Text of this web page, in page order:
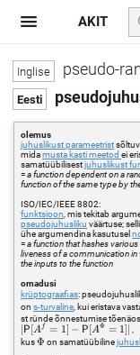
pseudo-
olemus
juhuslikust parameetrist
midamusta kasti meetodei
samatüübilisestjuhuslikust
=a function dependent on a
function of the same type by
ISO/IEC/IEEE 8802:
funktsioon , mis tekitab
pseudojuhusliku väärtuse;
ühe argumendina kasutusel
=a function that hashes
liveness of a communication in
the inputs to the function
omadusi
krüptograafias:
ons-turvaline , kui eristava
st ründe õnnestumise
|\mathsf{P}
[A^f=1] -
P [Af = 1] − P [AΦ = 1]
kus\Phi
Φ on samatüübiline
AKIT